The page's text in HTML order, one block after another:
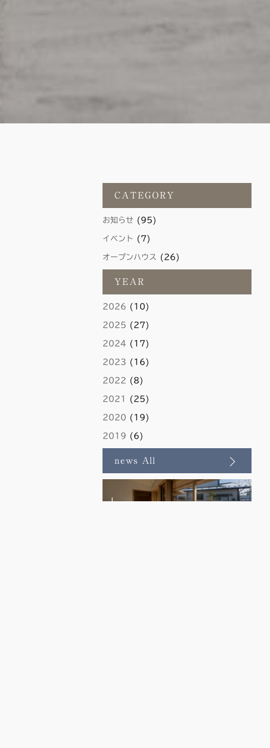
CATEGORY
お知らせ (95)
イベント (7)
オープンハウス (26)
YEAR
2026 (10)
2025 (27)
2024 (17)
2023 (16)
2022 (8)
2021 (25)
2020 (19)
2019 (6)
news All